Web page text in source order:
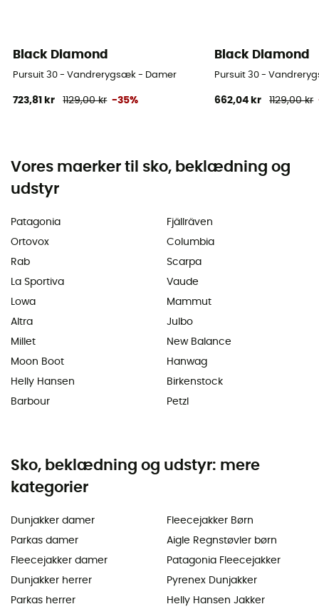
Black Diamond
Pursuit 30 - Vandrerygsæk - Damer
723,81 kr 1129,00 kr -35%
Black Diamond
Pursuit 30 -
662,04 kr 1129,00 kr
Vores maerker til sko, beklædning og
udstyr
Patagonia
Ortovox
Rab
La Sportiva
Lowa
Altra
Millet
Moon Boot
Helly Hansen
Barbour
Fjällräven
Columbia
Scarpa
Vaude
Mammut
Julbo
New Balance
Hanwag
Birkenstock
Petzl
Sko, beklædning og udstyr: mere
kategorier
Dunjakker damer
Parkas damer
Fleecejakker damer
Dunjakker herrer
Parkas herrer
Fleecejakker Børn
Aigle Regnstøvler børn
Patagonia Fleecejakker
Pyrenex Dunjakker
Helly Hansen Jakker